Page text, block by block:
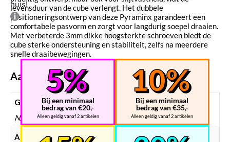
levensduur van de cube verlengt. Het dubbele
positioneringsontwerp van deze Pyraminx garandeert een
comfortabele pasvorm en zorgt voor langdurig soepel draaien.
Met verbeterde 3mm dikke hoogsterkte schroeven biedt de
cube sterke ondersteuning en stabiliteit, zelfs na meerdere
snelle draaibewegingen.
Aanvullende informatie
Gewicht
N/B
Afmetingen
huis!
Bij een minimaal
bedrag van €20,-
Alleen geldig vanaf 2 artikelen
Bij een minimaal
bedrag van €35,-
Alleen geldig vanaf 2 artikelen